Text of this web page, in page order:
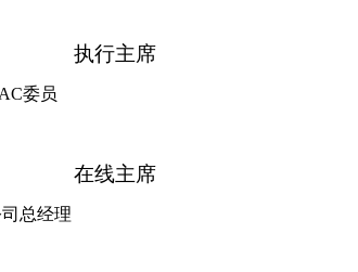
执行主席
委员
在线主席
总经理